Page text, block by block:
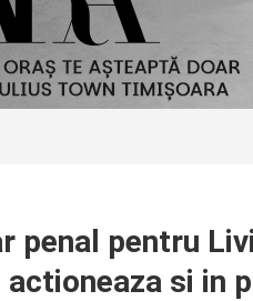
penal pentru
si in